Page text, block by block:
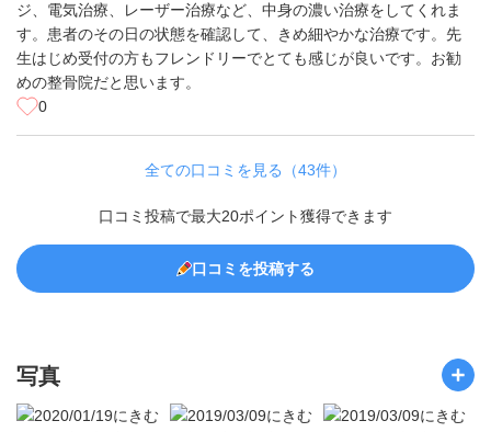
ジ、電気治療、レーザー治療など、中身の濃い治療をしてくれま
す。患者のその日の状態を確認して、きめ細やかな治療です。先
生はじめ受付の方もフレンドリーでとても感じが良いです。お勧
めの整骨院だと思います。
0
全ての口コミを見る（43件）
口コミ投稿で最大20ポイント獲得できます
口コミを投稿する
写真